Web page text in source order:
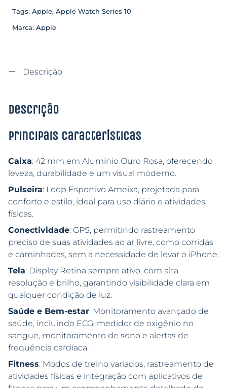
Tags: Apple, Apple Watch Series 10
Marca: Apple
Descrição
Descrição
Principais características
Caixa: 42 mm em Alumínio Ouro Rosa, oferecendo
leveza, durabilidade e um visual moderno.
Pulseira: Loop Esportivo Ameixa, projetada para
conforto e estilo, ideal para uso diário e atividades
físicas.
Conectividade: GPS, permitindo rastreamento
preciso de suas atividades ao ar livre, como corridas
e caminhadas, sem a necessidade de levar o iPhone.
Tela: Display Retina sempre ativo, com alta
resolução e brilho, garantindo visibilidade clara em
qualquer condição de luz.
Saúde e Bem-estar: Monitoramento avançado de
saúde, incluindo ECG, medidor de oxigênio no
sangue, monitoramento de sono e alertas de
frequência cardíaca.
Fitness: Modos de treino variados, rastreamento de
atividades físicas e integração com aplicativos de